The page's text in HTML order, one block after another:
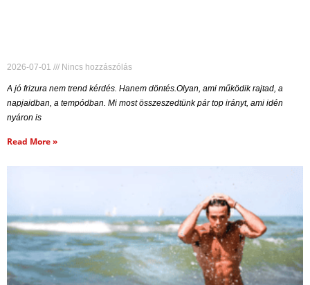
2026-07-01 Nincs hozzászólás
A jó frizura nem trend kérdés. Hanem döntés.Olyan, ami működik rajtad, a
napjaidban, a tempódban. Mi most összeszedtünk pár top irányt, ami idén
nyáron is
Read More »